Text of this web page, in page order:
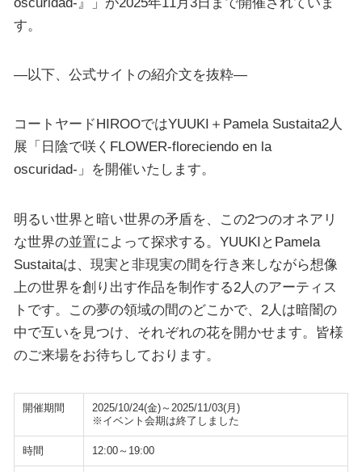
す。
—以下、公式サイトの紹介文を抜粋—
コートヤードHIROOではYUUKI＋Pamela Sustaita2人
展「日陰で咲くFLOWER-floreciendo en la
oscuridad-」を開催いたします。
明るい世界と暗い世界の矛盾を、この2つのオネアリ
な世界の並置によって探求する。YUUKIとPamela
Sustaitaは、現実と非現実の間を行き来しながら想像
上の世界を創り出す作品を制作する2人のアーティス
トです。この夢の領域の間のどこかで、2人は暗闇の
中で互いを見つけ、それぞれの花を開かせます。皆様
のご来場をお待ちしております。
開催期間
2025/10/24(金)～2025/11/03(月)
※イベント会期は終了しました
時間 12:00～19:00